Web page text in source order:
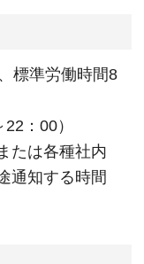
標準労働時間8
：00）
たは各種社内
通知する時間